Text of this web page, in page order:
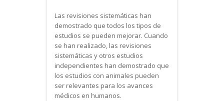
Las revisiones sistemáticas han
demostrado que todos los tipos de
estudios se pueden mejorar. Cuando
se han realizado, las revisiones
sistemáticas y otros estudios
independientes han demostrado que
los estudios con animales pueden
ser relevantes para los avances
médicos en humanos.